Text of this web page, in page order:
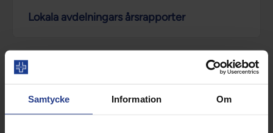
Samtycke Information Om
Lokala avdelningars årsrapporter
Varannan barnmorska upplever en tuffare